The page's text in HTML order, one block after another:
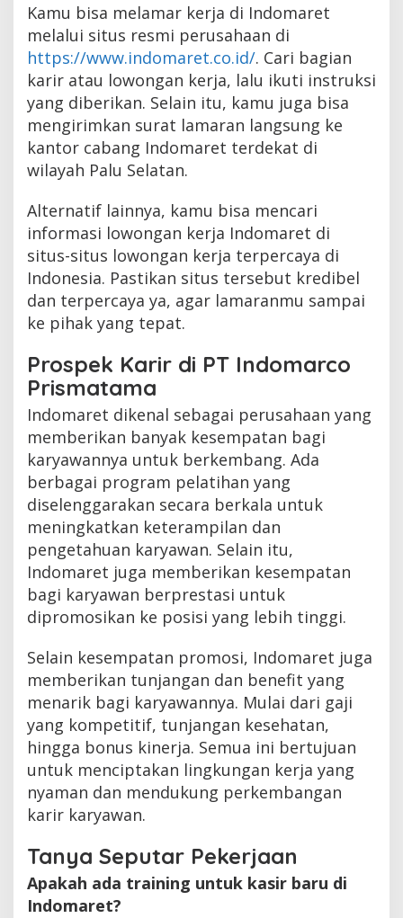
Kamu bisa melamar kerja di Indomaret
melalui situs resmi perusahaan di
https://www.indomaret.co.id/. Cari bagian
karir atau lowongan kerja, lalu ikuti instruksi
yang diberikan. Selain itu, kamu juga bisa
mengirimkan surat lamaran langsung ke
kantor cabang Indomaret terdekat di
wilayah Palu Selatan.
Alternatif lainnya, kamu bisa mencari
informasi lowongan kerja Indomaret di
situs-situs lowongan kerja terpercaya di
Indonesia. Pastikan situs tersebut kredibel
dan terpercaya ya, agar lamaranmu sampai
ke pihak yang tepat.
Prospek Karir di PT Indomarco
Prismatama
Indomaret dikenal sebagai perusahaan yang
memberikan banyak kesempatan bagi
karyawannya untuk berkembang. Ada
berbagai program pelatihan yang
diselenggarakan secara berkala untuk
meningkatkan keterampilan dan
pengetahuan karyawan. Selain itu,
Indomaret juga memberikan kesempatan
bagi karyawan berprestasi untuk
dipromosikan ke posisi yang lebih tinggi.
Selain kesempatan promosi, Indomaret juga
memberikan tunjangan dan benefit yang
menarik bagi karyawannya. Mulai dari gaji
yang kompetitif, tunjangan kesehatan,
hingga bonus kinerja. Semua ini bertujuan
untuk menciptakan lingkungan kerja yang
nyaman dan mendukung perkembangan
karir karyawan.
Tanya Seputar Pekerjaan
Apakah ada training untuk kasir baru di
Indomaret?